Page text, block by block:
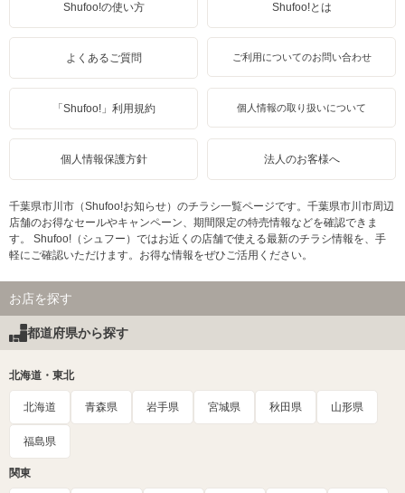
Shufoo!の使い方 Shufoo!とは
よくあるご質問 ご利用についてのお問い合わせ
「Shufoo!」利用規約 個人情報の取り扱いについて
個人情報保護方針 法人のお客様へ
千葉県市川市（Shufoo!お知らせ）のチラシ一覧ページです。千葉県市川市周辺
店舗のお得なセールやキャンペーン、期間限定の特売情報などを確認できま
す。 Shufoo!（シュフー）ではお近くの店舗で使える最新のチラシ情報を、手
軽にご確認いただけます。お得な情報をぜひご活用ください。
お店を探す
都道府県から探す
北海道・東北
北海道 青森県 岩手県 宮城県 秋田県 山形県
福島県
関東